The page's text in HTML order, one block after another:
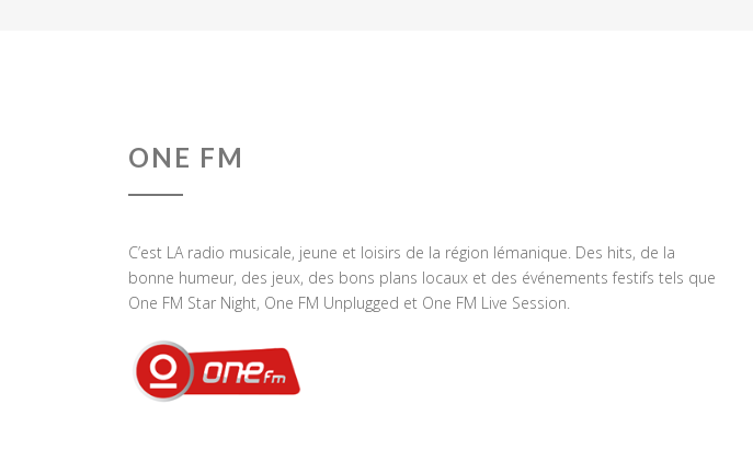
ONE FM
C’est LA radio musicale, jeune et loisirs de la région lémanique. Des hits, de la
bonne humeur, des jeux, des bons plans locaux et des événements festifs tels que
One FM Star Night, One FM Unplugged et One FM Live Session.